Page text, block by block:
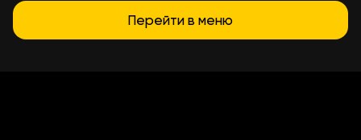
Перейти в меню